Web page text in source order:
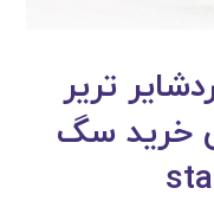
تریر
خرید سگ